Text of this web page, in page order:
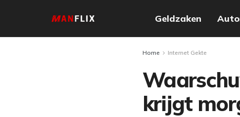
Geldzaken
Home Internet Gekte
krijgt